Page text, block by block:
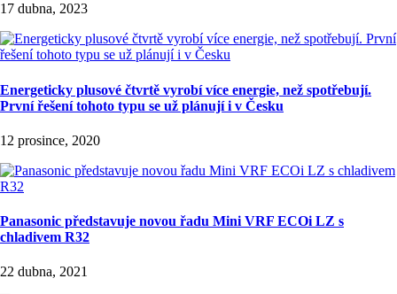
17 dubna, 2023
Energeticky plusové čtvrtě vyrobí více energie, než spotřebují.
První řešení tohoto typu se už plánují i v Česku
12 prosince, 2020
Panasonic představuje novou řadu Mini VRF ECOi LZ s
chladivem R32
22 dubna, 2021